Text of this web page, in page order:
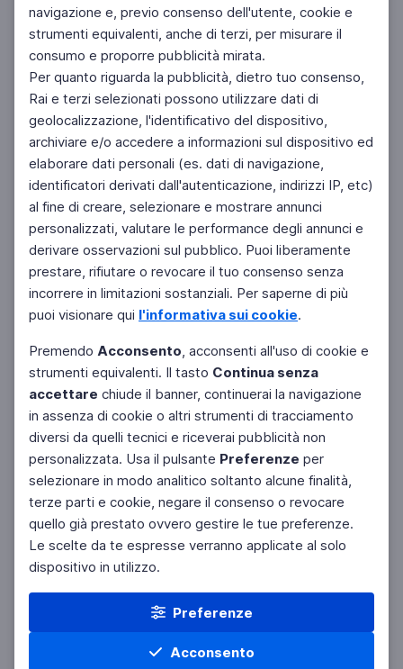
navigazione e, previo consenso dell'utente, cookie e
strumenti equivalenti, anche di terzi, per misurare il
consumo e proporre pubblicità mirata.
Per quanto riguarda la pubblicità, dietro tuo consenso,
Rai e terzi selezionati possono utilizzare dati di
geolocalizzazione, l'identificativo del dispositivo,
archiviare e/o accedere a informazioni sul dispositivo ed
elaborare dati personali (es. dati di navigazione,
identificatori derivati dall'autenticazione, indirizzi IP, etc)
al fine di creare, selezionare e mostrare annunci
personalizzati, valutare le performance degli annunci e
derivare osservazioni sul pubblico. Puoi liberamente
prestare, rifiutare o revocare il tuo consenso senza
incorrere in limitazioni sostanziali. Per saperne di più
puoi visionare qui l'informativa sui cookie.
Premendo Acconsento, acconsenti all'uso di cookie e
strumenti equivalenti. Il tasto Continua senza
accettare chiude il banner, continuerai la navigazione
in assenza di cookie o altri strumenti di tracciamento
diversi da quelli tecnici e riceverai pubblicità non
personalizzata. Usa il pulsante Preferenze per
selezionare in modo analitico soltanto alcune finalità,
terze parti e cookie, negare il consenso o revocare
quello già prestato ovvero gestire le tue preferenze.
Le scelte da te espresse verranno applicate al solo
dispositivo in utilizzo.
Preferenze
Acconsento